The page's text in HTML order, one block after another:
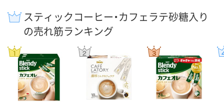
スティックコーヒー・カフェラテ砂糖入り
の売れ筋ランキング